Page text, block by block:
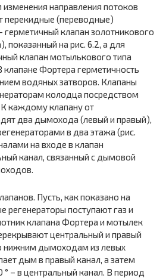
направления потоков
перекидные (переводные)
герметичный клапан золотникового
показанный на рис. 6.2, а для
клапан мотылькового типа
клапане Фортера герметичность
водяных затворов. Клапаны
колодца посредством
каждому клапану от
два дымохода (левый и правый),
в два этажа (рис.
на входе в клапан
канал, связанный с дымовой
Пусть, как показано на
регенераторы поступают газ и
клапана Фортера и мотылек
центральный и правый
нижним дымоходам из левых
дым в правый канал, а затем
° – в центральный канал. В период